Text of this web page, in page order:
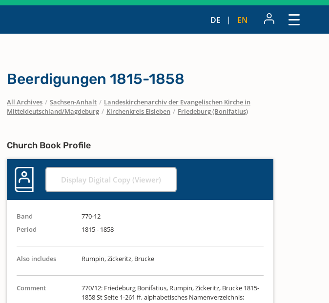
DE EN
Beerdigungen 1815-1858
All Archives / Sachsen-Anhalt / Landeskirchenarchiv der Evangelischen Kirche in
Mitteldeutschland/Magdeburg / Kirchenkreis Eisleben / Friedeburg (Bonifatius)
Church Book Profile
Display Digital Copy (Viewer)
Band
770-12
Period
1815 - 1858
Also includes Rumpin, Zickeritz, Brucke
Comment
770/12: Friedeburg Bonifatius, Rumpin, Zickeritz, Brucke 1815-
1858 St Seite 1-261 ff, alphabetisches Namenverzeichnis;